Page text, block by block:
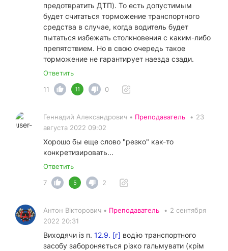
предотвратить ДТП). То есть допустимым
будет считаться торможение транспортного
средства в случае, когда водитель будет
пытаться избежать столкновения с каким-либо
препятствием. Но в свою очередь такое
торможение не гарантирует наезда сзади.
Ответить
11
11 0
Геннадий Александрович • Преподаватель • 23
августа 2022 09:02
Хорошо бы еще слово "резко" как-то
конкретизировать...
Ответить
7
5 2
Антон Вікторович • Преподаватель • 2 сентября
2022 20:31
Виходячи із п. 12.9. [г] водію транспортного
засобу забороняється різко гальмувати (крім